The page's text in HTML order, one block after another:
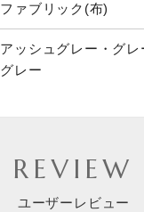
ファブリック(布)
アッシュグレー・グ
グレー
REVIEW
ユーザーレビュー